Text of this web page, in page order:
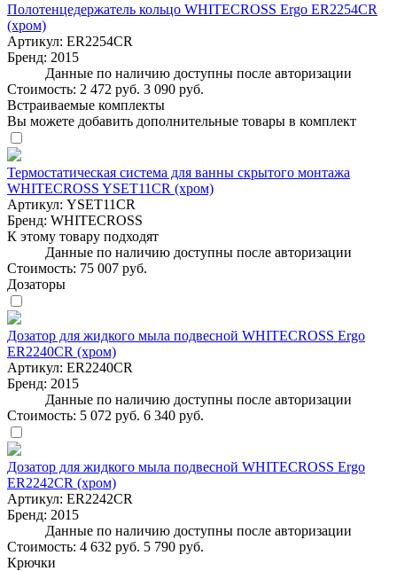
Полотенцедержатель кольцо WHITECROSS Ergo ER2254CR
(хром)
Артикул: ER2254CR
Бренд: 2015
Данные по наличию доступны после авторизации
Стоимость: 2 472 руб. 3 090 руб.
Встраиваемые комплекты
Вы можете добавить дополнительные товары в комплект
Термостатическая система для ванны скрытого монтажа
WHITECROSS YSET11CR (хром)
Артикул: YSET11CR
Бренд: WHITECROSS
К этому товару подходят
Данные по наличию доступны после авторизации
Стоимость: 75 007 руб.
Дозаторы
Дозатор для жидкого мыла подвесной WHITECROSS Ergo
ER2240CR (хром)
Артикул: ER2240CR
Бренд: 2015
Данные по наличию доступны после авторизации
Стоимость: 5 072 руб. 6 340 руб.
Дозатор для жидкого мыла подвесной WHITECROSS Ergo
ER2242CR (хром)
Артикул: ER2242CR
Бренд: 2015
Данные по наличию доступны после авторизации
Стоимость: 4 632 руб. 5 790 руб.
Крючки